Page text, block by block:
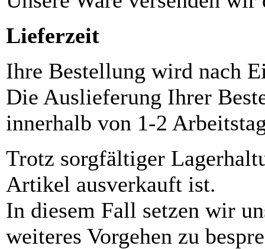
Lieferzeit
Ihre Bestellung wird nach
Die Auslieferung Ihrer
innerhalb von 1-2
Trotz sorgfältiger
Artikel ausverkauft ist.
In diesem Fall setzen wir
weiteres Vorgehen zu